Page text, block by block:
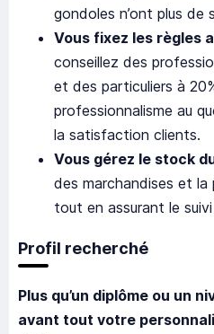
gondoles n’ont plus de
Vous fixez les règles
conseillez des
et des particuliers à
professionnalisme au
la satisfaction clients.
Vous gérez le stock
des marchandises et la
tout en assurant le
Profil recherché
Plus qu’un diplôme ou un
avant tout votre